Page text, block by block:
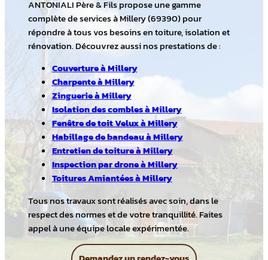
ANTONIALI Père & Fils propose une gamme
complète de services à Millery (69390) pour
répondre à tous vos besoins en toiture, isolation et
rénovation. Découvrez aussi nos prestations de :
Couverture à Millery
Charpente à Millery
Zinguerie à Millery
Isolation des combles à Millery
Fenêtre de toit Velux à Millery
Habillage de bandeau à Millery
Entretien de toiture à Millery
Inspection par drone à Millery
Toitures Amiantées à Millery
Tous nos travaux sont réalisés avec soin, dans le
respect des normes et de votre tranquillité. Faites
appel à une équipe locale expérimentée.